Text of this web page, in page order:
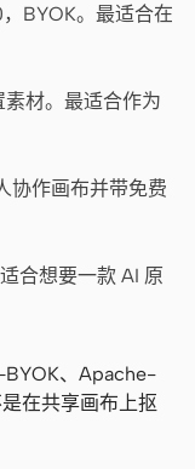
BYOK。最适合在
材。最适合作为
协作画布并带免费
合想要一款 AI 原
、Apache-
在共享画布上抠